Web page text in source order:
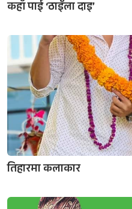
कहाँ पाई ‘ठाइँला दाइ’
तिहारमा कलाकार